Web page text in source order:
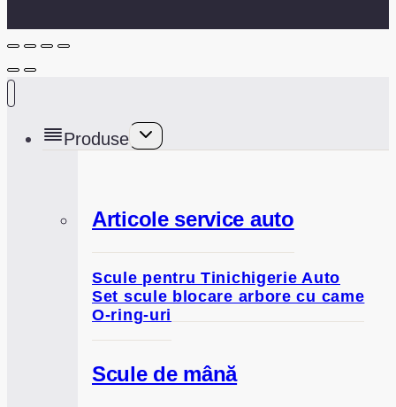
Produse
Toggle
Articole service auto
Scule pentru Tinichigerie Auto
Set scule blocare arbore cu came
O-ring-uri
Scule de mână